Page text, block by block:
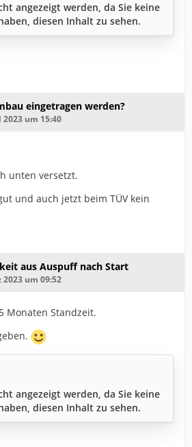
angezeigt werden, da Sie keine
diesen Inhalt zu sehen.
eingetragen werden?
2023 um 15:40
unten versetzt.
und auch jetzt beim TÜV kein
aus Auspuff nach Start
2023 um 09:52
Monaten Standzeit.
angezeigt werden, da Sie keine
diesen Inhalt zu sehen.